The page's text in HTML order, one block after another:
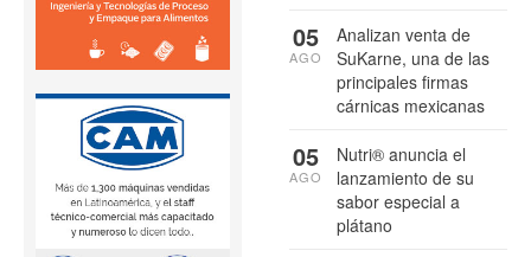
Analizan venta de
SuKarne, una de las
principales firmas
cárnicas mexicanas
05
AGO
Nutri® anuncia el
lanzamiento de su
sabor especial a
plátano
05
AGO